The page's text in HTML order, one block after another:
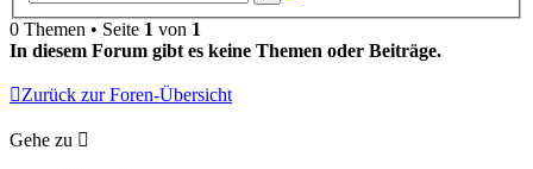
0 Themen • Seite 1 von 1
In diesem Forum gibt es keine Themen oder Beiträge.
Zurück zur Foren-Übersicht
Gehe zu